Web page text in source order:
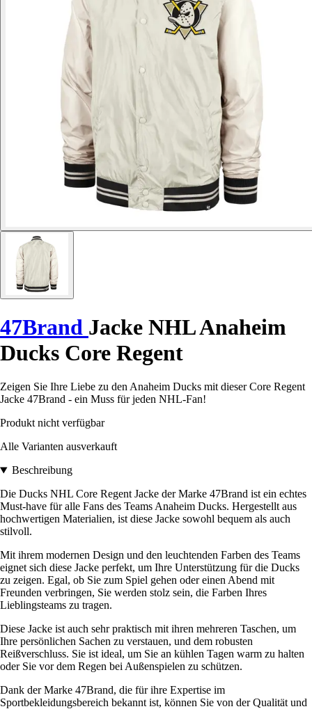
47Brand Jacke NHL Anaheim
Ducks Core Regent
Zeigen Sie Ihre Liebe zu den Anaheim Ducks mit dieser Core Regent
Jacke 47Brand - ein Muss für jeden NHL-Fan!
Produkt nicht verfügbar
Alle Varianten ausverkauft
Beschreibung
Die Ducks NHL Core Regent Jacke der Marke 47Brand ist ein echtes
Must-have für alle Fans des Teams Anaheim Ducks. Hergestellt aus
hochwertigen Materialien, ist diese Jacke sowohl bequem als auch
stilvoll.
Mit ihrem modernen Design und den leuchtenden Farben des Teams
eignet sich diese Jacke perfekt, um Ihre Unterstützung für die Ducks
zu zeigen. Egal, ob Sie zum Spiel gehen oder einen Abend mit
Freunden verbringen, Sie werden stolz sein, die Farben Ihres
Lieblingsteams zu tragen.
Diese Jacke ist auch sehr praktisch mit ihren mehreren Taschen, um
Ihre persönlichen Sachen zu verstauen, und dem robusten
Reißverschluss. Sie ist ideal, um Sie an kühlen Tagen warm zu halten
oder Sie vor dem Regen bei Außenspielen zu schützen.
Dank der Marke 47Brand, die für ihre Expertise im
Sportbekleidungsbereich bekannt ist, können Sie von der Qualität und